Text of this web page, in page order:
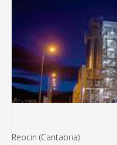
Reocin (Cantabria)